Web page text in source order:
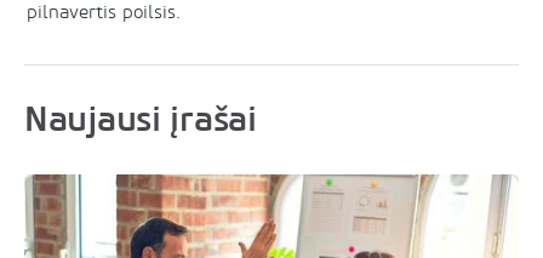
pilnavertis poilsis.
Naujausi įrašai